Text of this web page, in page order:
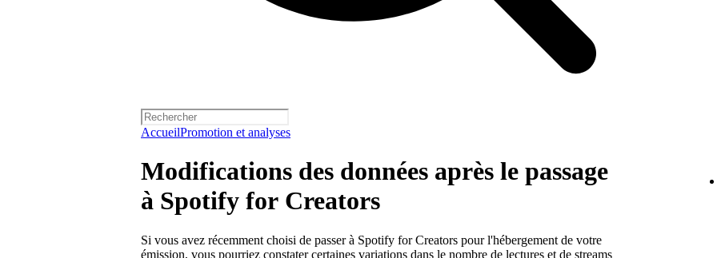
AccueilPromotion et analyses
Modifications des données après le passage
à Spotify for Creators
Si vous avez récemment choisi de passer à Spotify for Creators pour l'hébergement de votre
émission, vous pourriez constater certaines variations dans le nombre de lectures et de streams